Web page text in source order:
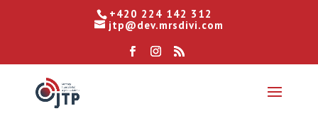
+420 224 142 312
jtp@dev.mrsdivi.com